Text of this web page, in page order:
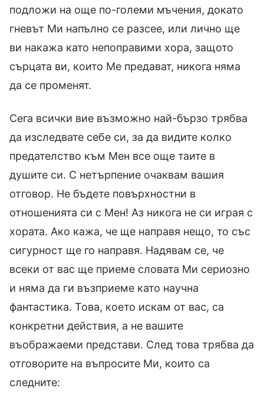
подложи на още по-големи мъчения, докато
гневът Ми напълно се разсее, или лично ще
ви накажа като непоправими хора, защото
сърцата ви, които Ме предават, никога няма
да се променят.
Сега всички вие възможно най-бързо трябва
да изследвате себе си, за да видите колко
предателство към Мен все още таите в
душите си. С нетърпение очаквам вашия
отговор. Не бъдете повърхностни в
отношенията си с Мен! Аз никога не си играя с
хората. Ако кажа, че ще направя нещо, то със
сигурност ще го направя. Надявам се, че
всеки от вас ще приеме словата Ми сериозно
и няма да ги възприеме като научна
фантастика. Това, което искам от вас, са
конкретни действия, а не вашите
въображаеми представи. След това трябва да
отговорите на въпросите Ми, които са
следните: